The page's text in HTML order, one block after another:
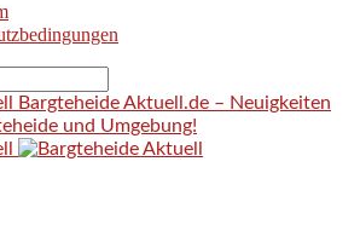
Bargteheide Aktuell.de – Neuigkeiten
und Umgebung!